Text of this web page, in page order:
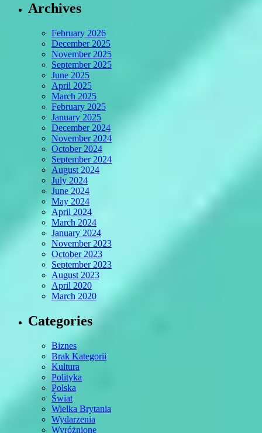
Archives
February 2026
December 2025
November 2025
September 2025
June 2025
April 2025
March 2025
February 2025
January 2025
December 2024
November 2024
October 2024
September 2024
August 2024
July 2024
June 2024
May 2024
April 2024
March 2024
January 2024
November 2023
October 2023
September 2023
August 2023
April 2020
March 2020
Categories
Biznes
Brak Kategorii
Kultura
Polityka
Polska
Świat
Wielka Brytania
Wydarzenia
Wyróżnione